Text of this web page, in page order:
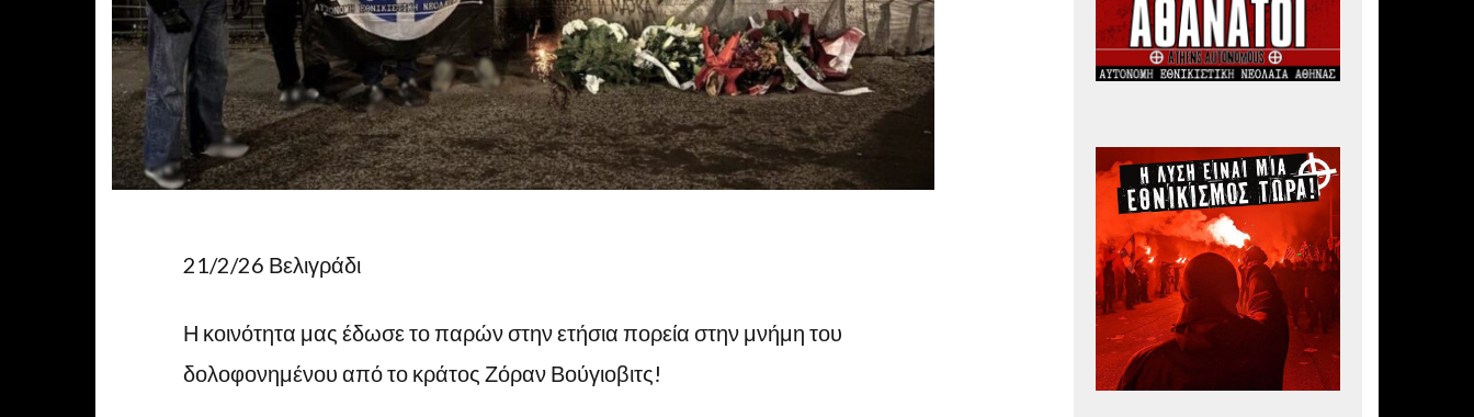
21/2/26 Βελιγράδι
Η κοινότητα μας έδωσε το παρών στην ετήσια πορεία στην μνήμη του
δολοφονημένου από το κράτος Ζόραν Βούγιοβιτς!